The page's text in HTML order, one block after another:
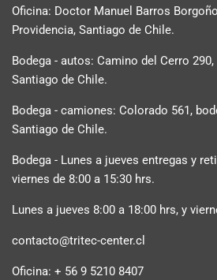
Oficina: Doctor Manuel Barros
Providencia, Santiago de Chile.
Bodega - autos: Camino del Cerro
Santiago de Chile.
Bodega - camiones: Colorado 561,
Santiago de Chile.
Bodega - Lunes a jueves entregas y
viernes de 8:00 a 15:30 hrs.
Lunes a jueves 8:00 a 18:00 hrs, y
contacto@tritec-center.cl
Oficina: + 56 9 5210 8407